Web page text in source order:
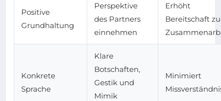
Positive
Grundhaltung
Perspektive
des Partners
einnehmen
Erhöht
Bereitschaft
Konkrete
Sprache
Klare
Botschaften,
Gestik und
Mimik
Minimiert